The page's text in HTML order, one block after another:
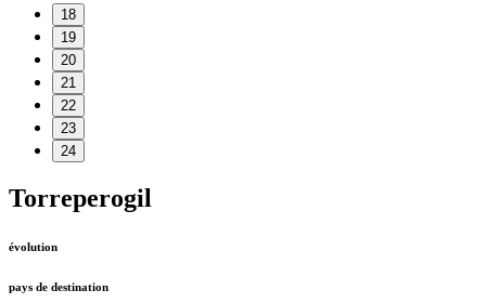
18
19
20
21
22
23
24
Torreperogil
évolution
pays de destination